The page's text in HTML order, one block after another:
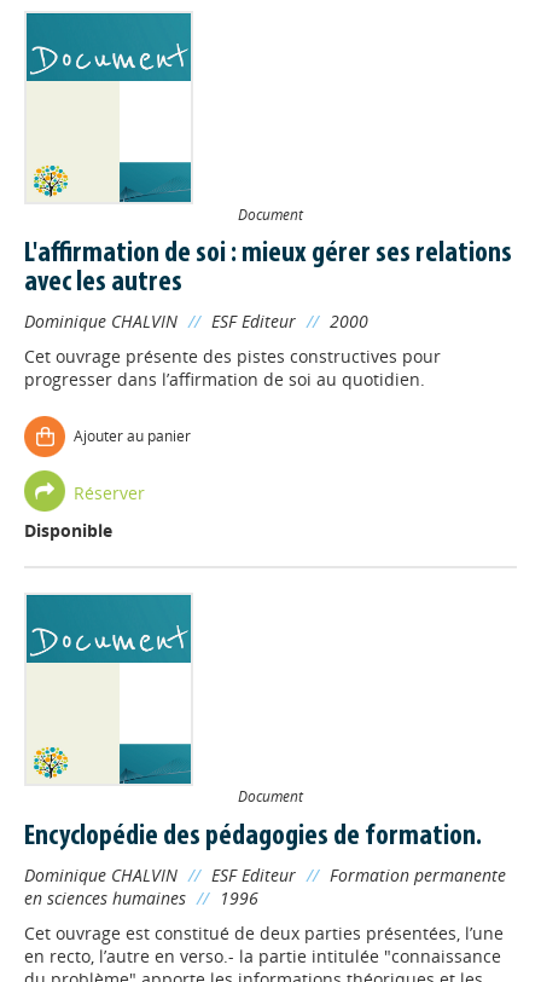
Document
L'affirmation de soi : mieux gérer ses relations
avec les autres
Dominique CHALVIN // ESF Editeur // 2000
Cet ouvrage présente des pistes constructives pour
progresser dans l’affirmation de soi au quotidien.
Ajouter au panier
Réserver
Disponible
Document
Encyclopédie des pédagogies de formation.
Dominique CHALVIN // ESF Editeur // Formation permanente
en sciences humaines // 1996
Cet ouvrage est constitué de deux parties présentées, l’une
en recto, l’autre en verso.- la partie intitulée "connaissance